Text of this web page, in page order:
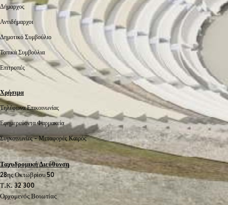
Δήμαρχος
Αντιδήμαρχοι
Δημοτικό Συμβούλιο
Τοπικά Συμβούλια
Επιτροπές
Χρήσιμα
Τηλέφωνα Επικοινωνίας
Εφημερεύοντα Φαρμακεία
Συγκοινωνίες -Μεταφορές Καιρός
Ταχυδρομική Διεύθυνση
28ης Οκτωβρίου 50
Τ.Κ. 32 300
Ορχομενός Βοιωτίας